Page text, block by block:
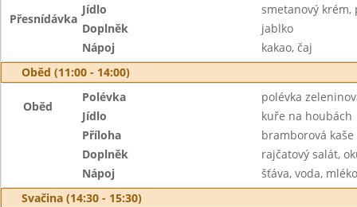
Přesnídávka
Jídlo
smetanový krém,
Doplněk
jablko
Nápoj
kakao, čaj
Oběd (11:00 - 14:00)
Oběd
Polévka
polévka
Jídlo
kuře na houbách
Příloha
bramborová kaše
Doplněk
rajčatový salát,
Nápoj
šťáva, voda, mléko
Svačina (14:30 - 15:30)